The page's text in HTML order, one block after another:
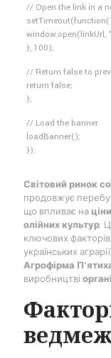
// Open the link in a
window.open(linkUrl,
}, 100);
// Return false to
return false;
};
// Load the banner
loadBanner();
});
Світовий ринок
продовжує
що впливає на
олійних культур.
ключових
українських
Агрофірма
виробництві